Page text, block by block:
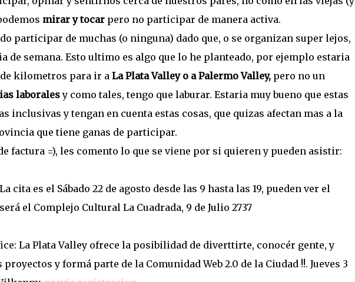
mirar y tocarpero no participar de manera activa.
participar de muchas (o ninguna) dado que, o se organizan super lejos,
de semana. Esto ultimo es algo que lo he planteado, por ejemplo estaria
kilometros para ir a La Plata Valley o a Palermo Valley,pero no un
laboralesy como tales, tengo que laburar. Estaria muy bueno que estas
inclusivas y tengan en cuenta estas cosas, que quizas afectan mas a la
que tiene ganas de participar.
factura =), les comento lo que se viene por si quieren y pueden asistir:
cita es el Sábado 22 de agosto desde las 9 hasta las 19, pueden ver el
el Complejo Cultural La Cuadrada, 9 de Julio 2737
La Plata Valley ofrece la posibilidad de diverttirte, conocér gente, y
y formá parte de la Comunidad Web 2.0 de la Ciudad !!. Jueves 3